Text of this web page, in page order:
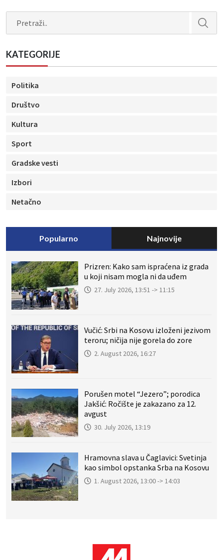
KATEGORIJE
Politika
Društvo
Kultura
Sport
Gradske vesti
Izbori
Netačno
Popularno Najnovije
Prizren: Kako sam ispraćena iz grada
u koji nisam mogla ni da uđem
27. July 2026, 13:51 -> 11:15
Vučić: Srbi na Kosovu izloženi jezivom
teroru; ničija nije gorela do zore
2. August 2026, 16:27
Porušen motel “Jezero”; porodica
Jakšić: Ročište je zakazano za 12.
avgust
30. July 2026, 13:19
Hramovna slava u Čaglavici: Svetinja
kao simbol opstanka Srba na Kosovu
1. August 2026, 13:00 -> 14:03